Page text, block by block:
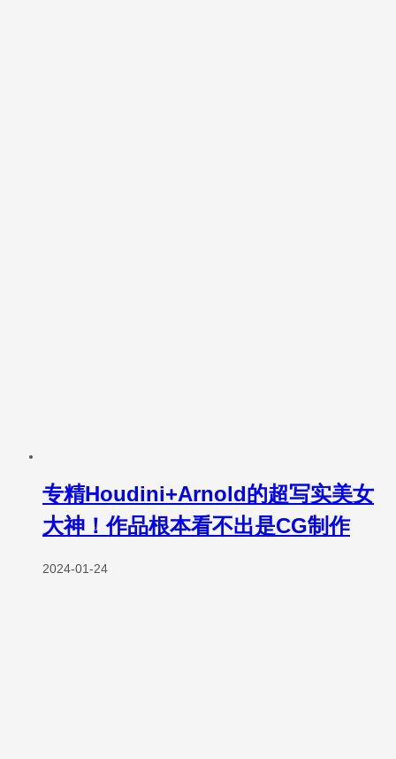
专精Houdini+Arnold的超写实美女
大神！作品根本看不出是CG制作
2024-01-24